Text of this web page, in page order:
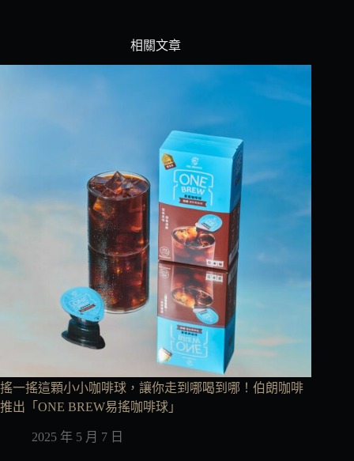
相關文章
搖一搖這顆小小咖啡球，讓你走到哪喝到哪！伯朗咖啡
推出「ONE BREW易搖咖啡球」
2025 年 5 月 7 日